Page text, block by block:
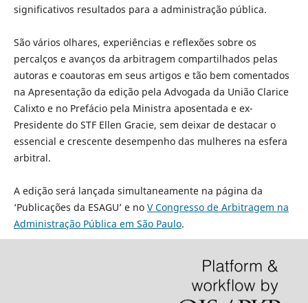
significativos resultados para a administração pública.
São vários olhares, experiências e reflexões sobre os
percalços e avanços da arbitragem compartilhados pelas
autoras e coautoras em seus artigos e tão bem comentados
na Apresentação da edição pela Advogada da União Clarice
Calixto e no Prefácio pela Ministra aposentada e ex-
Presidente do STF Ellen Gracie, sem deixar de destacar o
essencial e crescente desempenho das mulheres na esfera
arbitral.
A edição será lançada simultaneamente na página da
‘Publicações da ESAGU’ e no V Congresso de Arbitragem na
Administração Pública em São Paulo.